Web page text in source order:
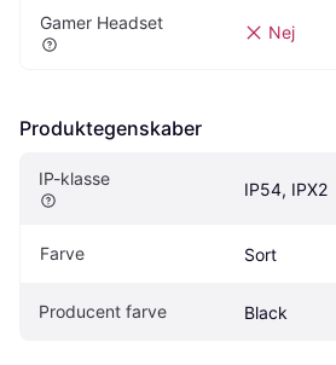
Gamer Headset Nej
Produktegenskaber
IP-klasse
IP54, IPX2
Farve Sort
Producent farve Black